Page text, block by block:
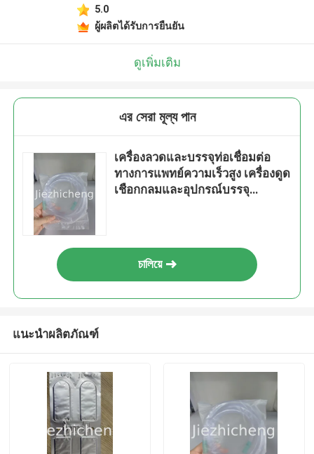
5.0
ผู้ผลิตได้รับการยืนยัน
ดูเพิ่มเติม
এর সেরা মূল্য পান
เครื่องลวดและบรรจุท่อเชื่อมต่อ
ทางการแพทย์ความเร็วสูง เครื่องดูด
เชือกกลมและอุปกรณ์บรรจุ
চালিয়ে
แนะนำผลิตภัณฑ์